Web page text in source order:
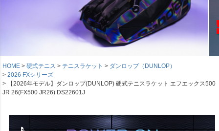
HOME 硬式テニス テニスラケット
ダンロップ（DUNLOP）
2026 FXシリーズ
【2026年モデル】ダンロップ(DUNLOP) 硬式テニスラケット エフエックス500
JR 26(FX500 JR26) DS22601J